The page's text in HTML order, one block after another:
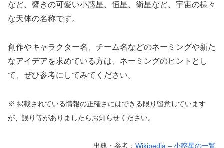
など、響きの可愛い小惑星、恒星、衛星など、宇宙の様々
な天体の名称です。
創作やキャラクター名、チーム名などのネーミングや新た
なアイデアを求めている方は、ネーミングのヒントとし
て、ぜひ参考にしてみてください。
※ 掲載されている情報の正確さにはできる限り留意しています
が、誤り等がありましたらお知らせください。
出典・参考： Wikipedia – 小惑星の一覧